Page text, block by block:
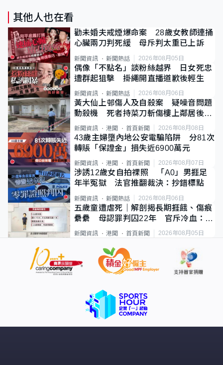
其他人也在看
勸未婚夫戒煙爆命案 28歲女教師連捅
心臟兩刀判死緩 母斥判太重已上訴
新聞資訊 新聞熱話 2026年08月05日
偶像「不點名」談粉絲越界 日女死忠
遭群起狙擊 掛繩開直播道歉後輕生
新聞資訊 新聞熱話 2026年08月06日
黃大仙上邨傷人及自殺案 疑噪音問題
動殺機 死者持菜刀斬傷樓上鄰居後墮
斃
新聞資訊 港聞 首頁新聞 2026年08月08日
43歲主婦墮內地公安電騙陷阱 分81次
轉賬「保證金」損失近6900萬元
新聞資訊 港聞 首頁新聞 2026年08月07日
涉誘12歲女自拍祼照 「A0」男捱足
年半冤獄 法官推翻裁決：抄錯標點
新聞資訊 新聞熱話 2026年08月06日
五歲童遭虐死｜解剖揭長期捱餓、傷痕
纍纍 母認罪判囚22年 官斥冷血：同
類案最惡劣
新聞資訊 港聞 首頁新聞 2026年08月05日